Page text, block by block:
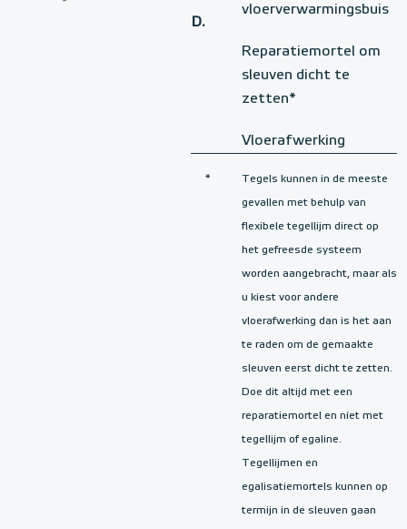
D.
vloerverwarmingsbuis
Reparatiemortel om
sleuven dicht te
zetten*
Vloerafwerking
* Tegels kunnen in de meeste
gevallen met behulp van
flexibele tegellijm direct op
het gefreesde systeem
worden aangebracht, maar als
u kiest voor andere
vloerafwerking dan is het aan
te raden om de gemaakte
sleuven eerst dicht te zetten.
Doe dit altijd met een
reparatiemortel en níet met
tegellijm of egaline.
Tegellijmen en
egalisatiemortels kunnen op
termijn in de sleuven gaan